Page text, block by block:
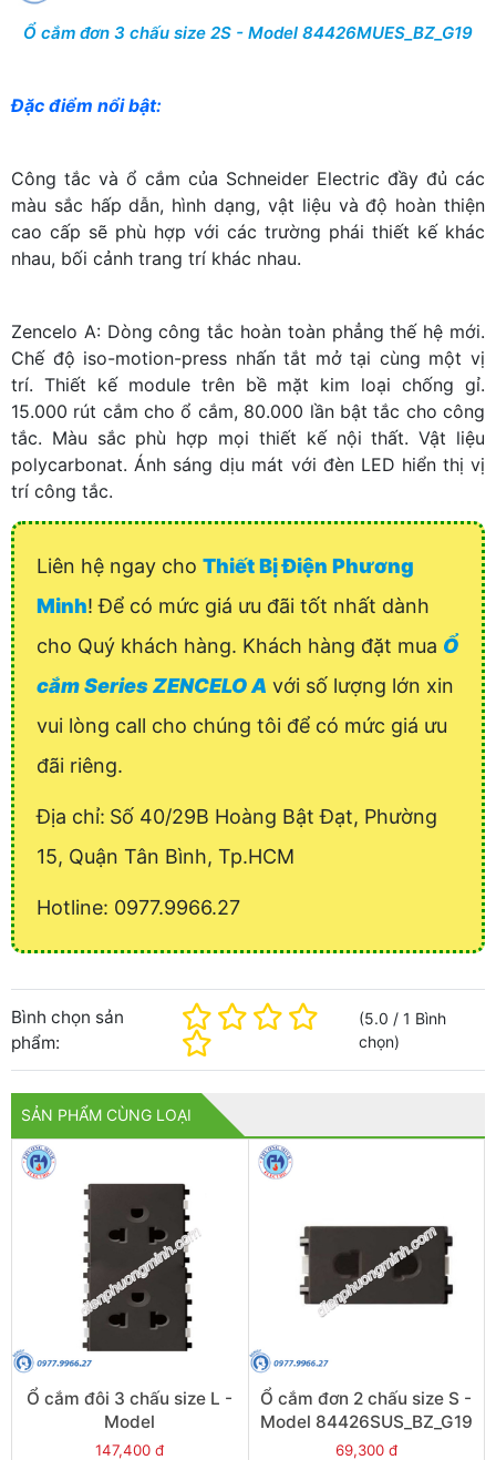
Ổ cắm đơn 3 chấu size 2S - Model 84426MUES_BZ_G19
Đặc điểm nổi bật:
Công tắc và ổ cắm của Schneider Electric đầy đủ các
màu sắc hấp dẫn, hình dạng, vật liệu và độ hoàn thiện
cao cấp sẽ phù hợp với các trường phái thiết kế khác
nhau, bối cảnh trang trí khác nhau.
Zencelo A: Dòng công tắc hoàn toàn phẳng thế hệ mới.
Chế độ iso-motion-press nhấn tắt mở tại cùng một vị
trí. Thiết kế module trên bề mặt kim loại chống gỉ.
15.000 rút cắm cho ổ cắm, 80.000 lần bật tắc cho công
tắc. Màu sắc phù hợp mọi thiết kế nội thất. Vật liệu
polycarbonat. Ánh sáng dịu mát với đèn LED hiển thị vị
trí công tắc.
Liên hệ ngay cho Thiết Bị Điện Phương
Minh! Để có mức giá ưu đãi tốt nhất dành
cho Quý khách hàng. Khách hàng đặt mua Ổ
cắm Series ZENCELO A với số lượng lớn xin
vui lòng call cho chúng tôi để có mức giá ưu
đãi riêng.
Địa chỉ: Số 40/29B Hoàng Bật Đạt, Phường
15, Quận Tân Bình, Tp.HCM
Hotline: 0977.9966.27
Bình chọn sản
phẩm:
(5.0 /1 Bình
chọn)
SẢN PHẨM CÙNG LOẠI
Ổ cắm đôi 3 chấu size L -
Model
84426LUES2_BZ_G19
147,400 đ
Ổ cắm đơn 2 chấu size S -
Model 84426SUS_BZ_G19
69,300 đ